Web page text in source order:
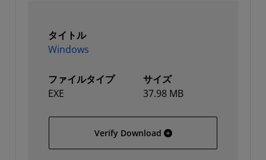
タイトル
Windows
ファイルタイプ
EXE
サイズ
37.98 MB
Verify Download Windows